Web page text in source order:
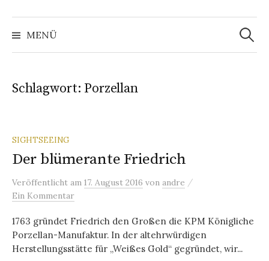
MENÜ
Suchen
nach:
Schlagwort: Porzellan
SIGHTSEEING
Der blümerante Friedrich
Veröffentlicht am 17. August 2016 von andre /
Ein Kommentar
1763 gründet Friedrich den Großen die KPM Königliche
Porzellan-Manufaktur. In der altehrwürdigen
Herstellungsstätte für „Weißes Gold“ gegründet, wir...